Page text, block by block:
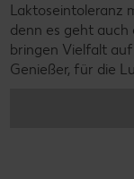
Laktoseintoleranz
denn es geht auch
bringen Vielfalt
Genießer, für die